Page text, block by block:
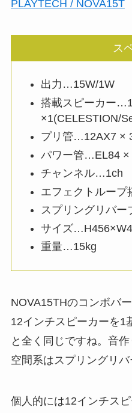
PLAYTECH / NOVA15T
ス
出力…15W/1W
搭載スピーカー
×1(CELESTION/
プリ管…12AX7 ×
パワー管…EL84 ×
チャンネル…1ch
エフェクトループ
スプリングリバー
サイズ
重量…15kg
NOVA15THのコンボバ
12インチスピーカーを1
と全く同じですね。音作
空間系はスプリングリバ
個人的には12インチス